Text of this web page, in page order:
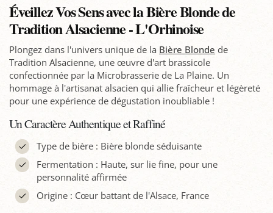
Éveillez Vos Sens avec la Bière Blonde de
Tradition Alsacienne - L'Orhinoise
Plongez dans l'univers unique de la Bière Blonde de
Tradition Alsacienne, une œuvre d'art brassicole
confectionnée par la Microbrasserie de La Plaine. Un
hommage à l'artisanat alsacien qui allie fraîcheur et légèreté
pour une expérience de dégustation inoubliable !
Un Caractère Authentique et Raffiné
Type de bière : Bière blonde séduisante
Fermentation : Haute, sur lie fine, pour une
personnalité affirmée
Origine : Cœur battant de l'Alsace, France